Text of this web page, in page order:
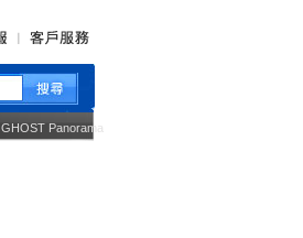
GHOST Panorama